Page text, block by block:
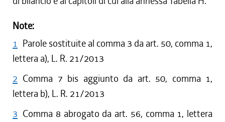
Note:
1 Parole sostituite al comma 3 da art. 50, comma 1,
lettera a), L. R. 21/2013
2 Comma 7 bis aggiunto da art. 50, comma 1,
lettera b), L. R. 21/2013
3 Comma 8 abrogato da art. 56, comma 1, lettera